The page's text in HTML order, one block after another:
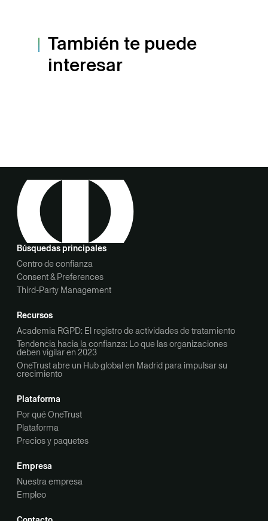
También te puede
interesar
Búsquedas principales
Centro de confianza
Consent & Preferences
Third-Party Management
Recursos
Academia RGPD: El registro de actividades de tratamiento
Tendencia hacia la confianza: Lo que las organizaciones
deben vigilar en 2023
OneTrust abre un Hub global en Madrid para impulsar su
crecimiento
Plataforma
Por qué OneTrust
Plataforma
Precios y paquetes
Empresa
Nuestra empresa
Empleo